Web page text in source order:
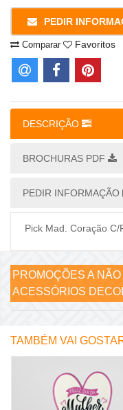
PEDIR
Comparar Favoritos
DESCRIÇÃO
BROCHURAS PDF
PEDIR INFORMAÇÃO
Pick Mad. Coração C/
PROMOÇÕES A
ACESSÓRIOS
TAMBÉM VAI